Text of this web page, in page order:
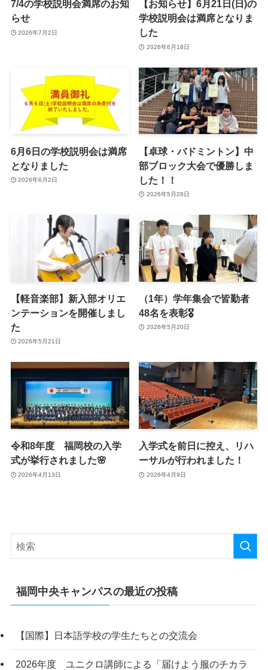
7/4の学校説明会満席のお知
らせ
2026年7月2日
【お知らせ】6月21日(日)の
学校説明会は満席となりま
した
2026年6月18日
6月6日の学校説明会は満席
となりました
2026年6月2日
【卓球・バドミントン】中
部ブロック大会で優勝しま
した！！
2026年5月28日
【軽音楽部】新入部オリエ
ンテーションを開催しまし
た
2026年5月21日
（1年）学年集会で皆勤者
48名を表彰🎖️
2026年5月20日
令和8年度 福岡校の入学
式が挙行されました🌸
2026年4月13日
入学式を前日に控え、リハ
ーサルが行われました！
2026年4月9日
福岡中央キャンパスの最近の投稿
【国際】日本語学校の学生たちとの交流会
2026年度 ユニクロ講師による「届けよう服のチカラ